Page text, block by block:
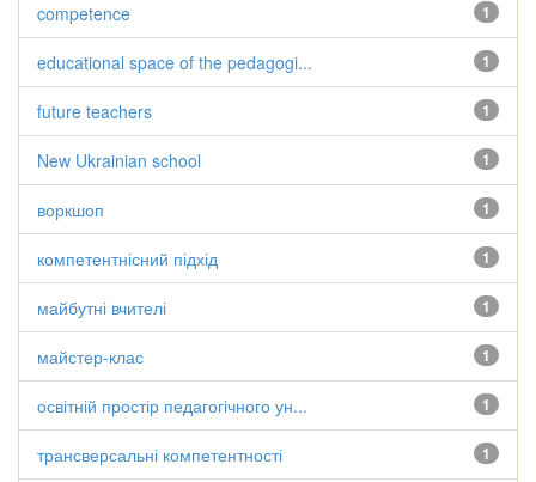
1
competence
1
educational space of the pedagogi...
1
future teachers
1
New Ukrainian school
1
воркшоп
1
компетентнісний підхід
1
майбутні вчителі
1
майстер-клас
1
освітній простір педагогічного ун...
1
трансверсальні компетентності